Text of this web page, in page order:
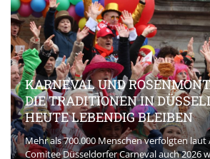
KARNEVAL UND
DIE TRADITIONEN IN
HEUTE LEBENDIG BLEIBEN
Mehr als 700.000 Menschen verfolgten laut
Comitee Düsseldorfer Carneval auch 2026